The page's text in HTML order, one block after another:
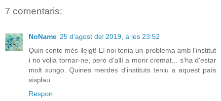
7 comentaris:
NoName 25 d’agost del 2019, a les 23:52
Quin conte més lleigt! El noi tenia un problema amb l'institut
i no volia tornar-ne, però d'allí a morir cremat... s'ha d'estar
molt xungo. Quines merdes d'instituts teniu a aquest país
sisplau...
Respon